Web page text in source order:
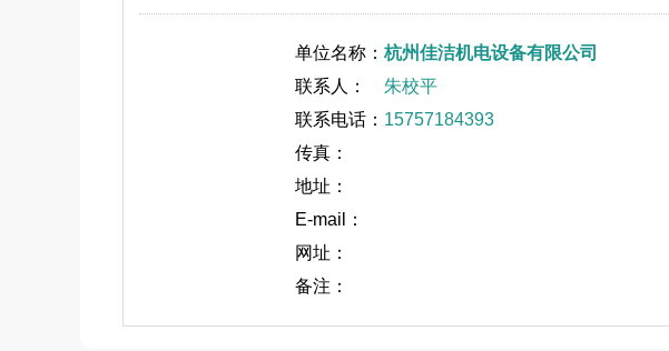
单位名称： 杭州佳洁机电设备有限公司
联系人：
朱校平
联系电话： 15757184393
传真：
地址：
E-mail：
网址：
备注：